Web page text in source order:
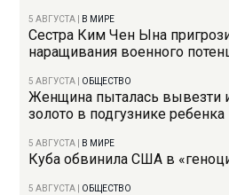
5 АВГУСТА В МИРЕ
Сестра Ким Чен Ына
наращивания военного
5 АВГУСТА ОБЩЕСТВО
Женщина пыталась вывезти
золото в подгузнике ребенка
5 АВГУСТА В МИРЕ
Куба обвинила США в
5 АВГУСТА ОБЩЕСТВО